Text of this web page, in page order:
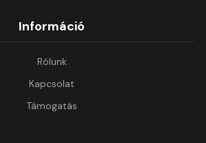
Információ
Rólunk
Kapcsolat
Támogatás